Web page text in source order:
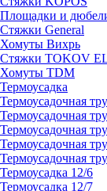
Площадки и
Стяжки General
Хомуты Вихрь
Стяжки TOKOV
Хомуты TDM
Термоусадка
Термоусадочная
Термоусадочная
Термоусадочная
Термоусадочная
Термоусадочная
Термоусадка 12/6
Термоусадка 12/7